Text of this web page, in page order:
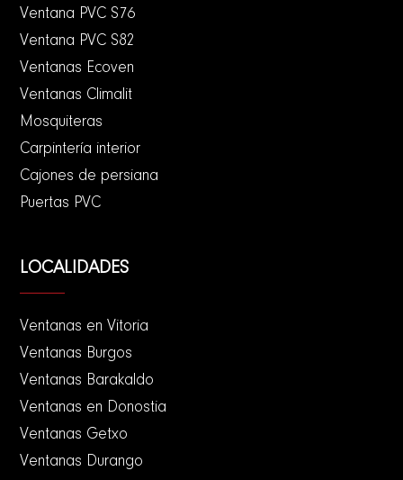
Ventana PVC S76
Ventana PVC S82
Ventanas Ecoven
Ventanas Climalit
Mosquiteras
Carpintería interior
Cajones de persiana
Puertas PVC
LOCALIDADES
Ventanas en Vitoria
Ventanas Burgos
Ventanas Barakaldo
Ventanas en Donostia
Ventanas Getxo
Ventanas Durango